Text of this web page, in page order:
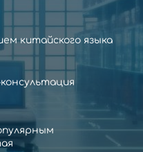
китайского языка